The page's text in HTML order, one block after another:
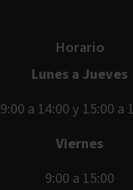
Horario
Lunes a Jueves
9:00 a 14:00 y 15:00 a
Viernes
9:00 a 15:00